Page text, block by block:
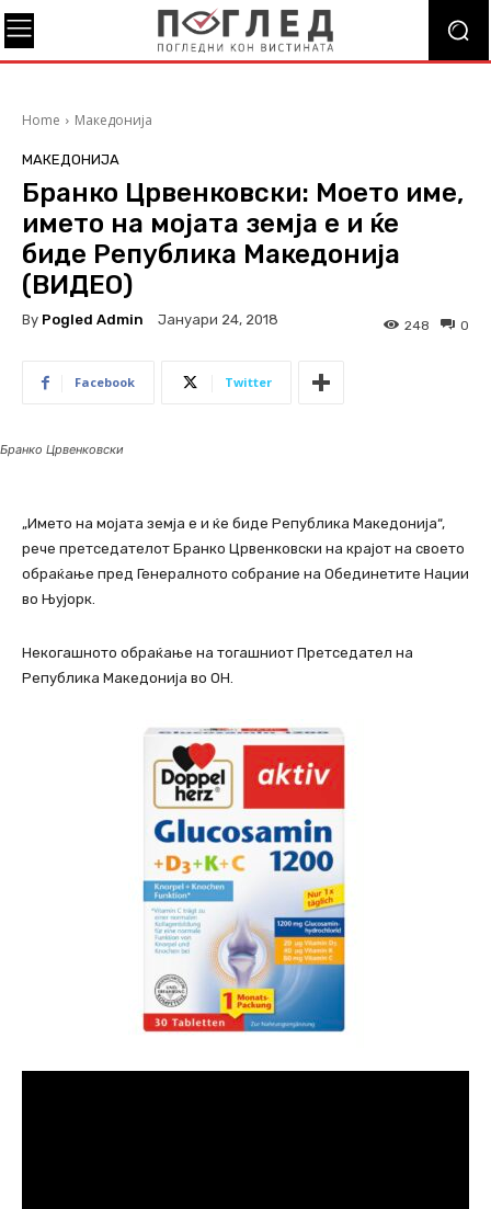
Home Македонија
МАКЕДОНИЈА
Бранко Црвенковски: Моето име,
името на мојата земја е и ќе
биде Република Македонија
(ВИДЕО)
By Pogled Admin Јануари 24, 2018 0
248
Facebook Twitter
Бранко Црвенковски
„Името на мојата земја е и ќе биде Република Македонија“,
рече претседателот Бранко Црвенковски на крајот на своето
обраќање пред Генералното собрание на Обединетите Нации
во Њујорк.
Некогашното обраќање на тогашниот Претседател на
Република Македонија во ОН.